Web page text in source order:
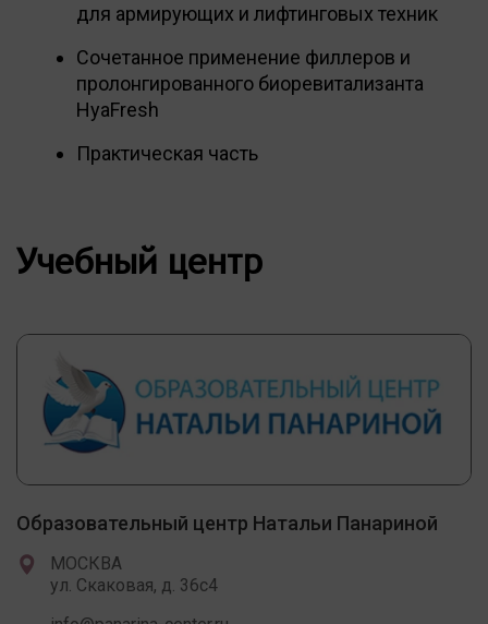
для армирующих и лифтинговых техник
Сочетанное применение филлеров и
пролонгированного биоревитализанта
HyaFresh
Практическая часть
Учебный центр
Образовательный центр Натальи Панариной
МОСКВА
ул. Скаковая, д. 36с4